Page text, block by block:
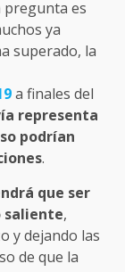
pregunta es
ya
superado, la
a finales del
representa
podrían
.
que ser
saliente,
y dejando las
de que la